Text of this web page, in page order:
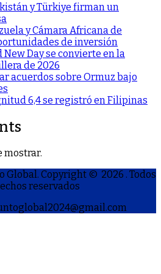
y Türkiye firman un
y Cámara Africana de
de inversión
Day se convierte en la
de 2026
acuerdos sobre Ormuz bajo
6,4 se registró en Filipinas
mostrar.
Global. Copyright © 2026 . Todos
reservados